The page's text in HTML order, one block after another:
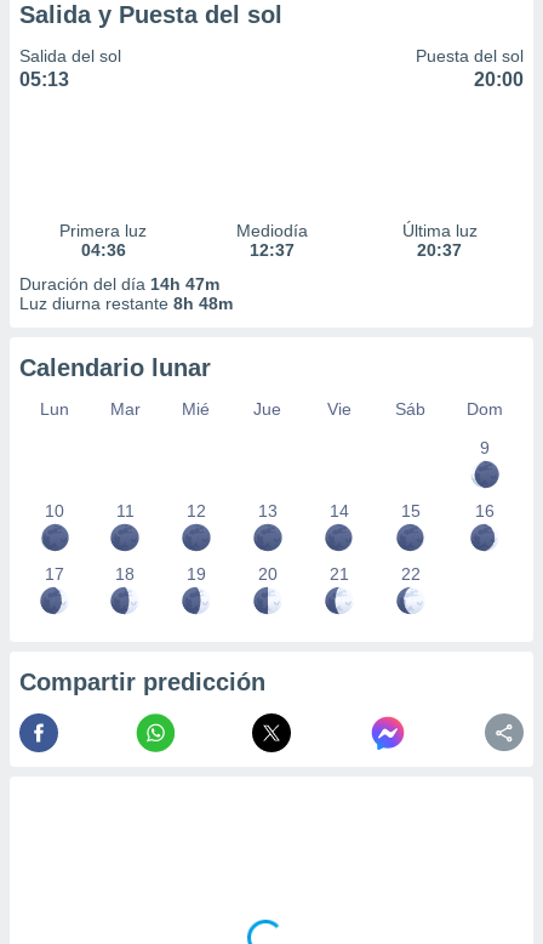
Salida y Puesta del sol
Salida del sol
05:13
Puesta del sol
20:00
Primera luz
04:36
Mediodía
12:37
Última luz
20:37
Duración del día 14h 47m
Luz diurna restante 8h 48m
Calendario lunar
Lun Mar Mié Jue Vie Sáb
Dom
9
10 11 12 13 14 15 16
17 18 19 20 21 22
Compartir predicción